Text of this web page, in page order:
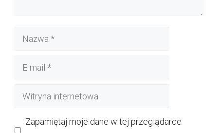
Nazwa
Witryna
Zapamiętaj moje dane w tej przeglądarce